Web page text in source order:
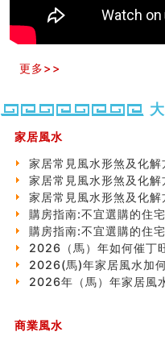
套房風水怎麼看？ 租屋
意！
精选1500个五行属金的
玄空本义(九)
八字十神与坐基关系详解
人的面相看财运
玄空本义(八)
六爻算卦：测腹中胎儿是
中國改革開放總設計師鄧
测字（实例解释）
精选1000个五行属火的
玄空本义(七)
刘燮鈞讲人相 手纹与命
商铺如何摆放物品催财招
极其旺夫的女人面相
家居常見風水形煞及化解
居家風水懶人包！房子
南半球的八字如何推排
更多>>
家居風水
家居常見風水形煞及化
家居常見風水形煞及化
家居常見風水形煞及化
購房指南:不宜選購的住
購房指南:不宜選購的住
2026（馬）年如何催丁
2026(馬)年家居風水加
2026年（馬）年家居風
商業風水